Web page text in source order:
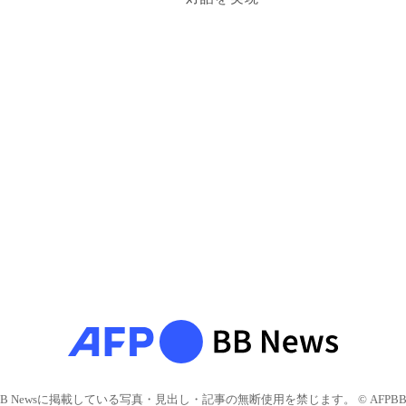
Newsに掲載している写真・見出し・記事の無断使用を禁じます。 © AFPBB